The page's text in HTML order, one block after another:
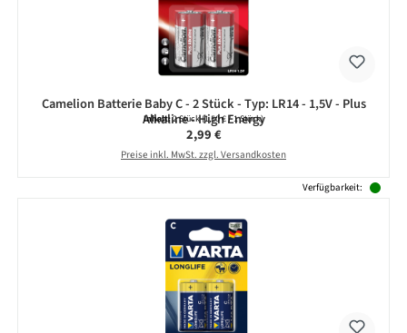
Camelion Batterie Baby C - 2 Stück - Typ: LR14 - 1,5V - Plus
Alkaline - High Energy
Inhalt:2 Stück(1,50 € / 1 Stück)
Regulärer Preis:
2,99 €
Preise inkl. MwSt. zzgl. Versandkosten
Verfügbarkeit: